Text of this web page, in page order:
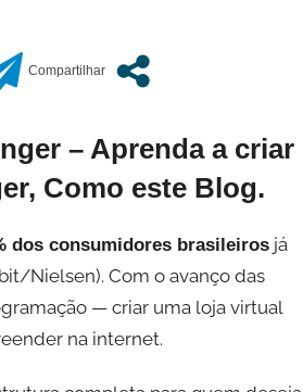
– Aprenda a criar
Como este Blog.
dos consumidores brasileiros já
Nielsen). Com o avanço das
— criar uma loja virtual
na internet.